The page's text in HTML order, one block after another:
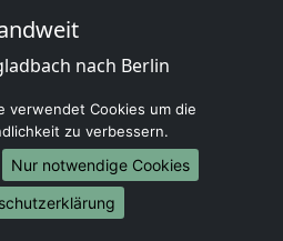
nach Berlin
nach München
nach Köln
nach Frankfurt am
nach Stuttgart
verwendet Cookies um die
zu verbessern.
Nur notwendige Cookies